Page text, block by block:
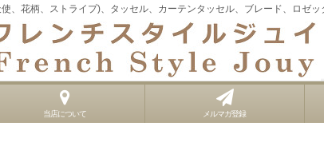
、花柄、ストライプ)、タッセル、カーテンタッセル、ブレード、ロゼ
当店について メルマガ登録